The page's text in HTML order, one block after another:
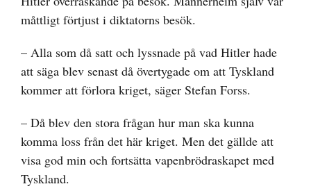
måttligt förtjust i diktatorns besök.
– Alla som då satt och lyssnade på vad Hitler hade
att säga blev senast då övertygade om att Tyskland
kommer att förlora kriget, säger Stefan Forss.
– Då blev den stora frågan hur man ska kunna
komma loss från det här kriget. Men det gällde att
visa god min och fortsätta vapenbrödraskapet med
Tyskland.